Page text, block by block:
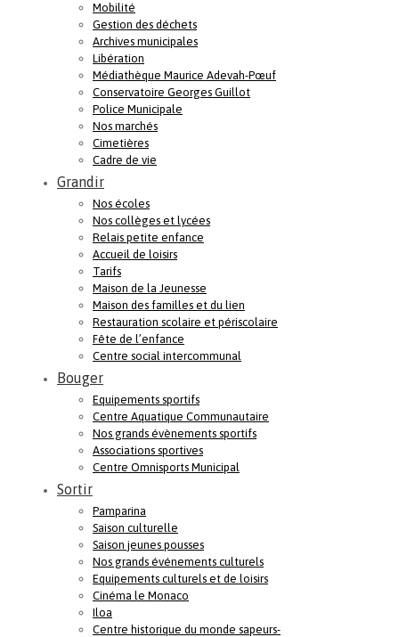
Mobilité
Gestion des déchets
Archives municipales
Libération
Médiathèque Maurice Adevah-Pœuf
Conservatoire Georges Guillot
Police Municipale
Nos marchés
Cimetières
Cadre de vie
Grandir
Nos écoles
Nos collèges et lycées
Relais petite enfance
Accueil de loisirs
Tarifs
Maison de la Jeunesse
Maison des familles et du lien
Restauration scolaire et périscolaire
Fête de l’enfance
Centre social intercommunal
Bouger
Equipements sportifs
Centre Aquatique Communautaire
Nos grands évènements sportifs
Associations sportives
Centre Omnisports Municipal
Sortir
Pamparina
Saison culturelle
Saison jeunes pousses
Nos grands événements culturels
Equipements culturels et de loisirs
Cinéma le Monaco
Iloa
Centre historique du monde sapeurs-